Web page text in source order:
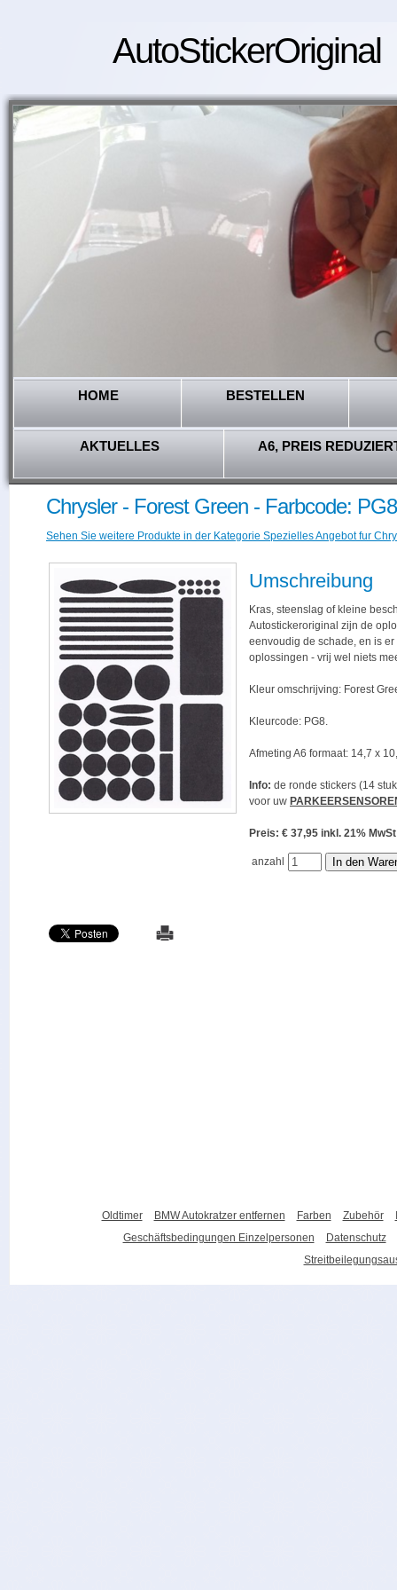
AutoStickerOriginal
HOME BESTELLEN
AKTUELLES A6, PREIS
Chrysler - Forest Green - Farbcode: PG8
Sehen Sie weitere Produkte in der Kategorie Spezielles Angebot fur
Umschreibung
Kras, steenslag of kleine
Autostickeroriginal zijn de
eenvoudig de schade, en is
oplossingen - vrij wel niets
Kleur omschrijving: Forest
Kleurcode: PG8.
Afmeting A6 formaat: 14,7 x
Info: de ronde stickers (14
voor uw
Preis: € 37,95 inkl. 21%
anzahl
Oldtimer BMW Autokratzer entfernen Farben Zubehör
Geschäftsbedingungen Einzelpersonen
Datenschutz